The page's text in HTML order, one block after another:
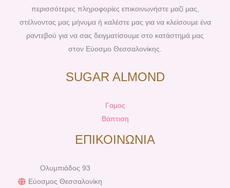
περισσότερες πληροφορίες επικοινωνήστε μαζί μας,
στέλνοντας μας μήνυμα ή καλέστε μας για να κλείσουμε ένα
ραντεβού για να σας δειγματίσουμε στο κατάστημά μας
στον Εύοσμο Θεσσαλονίκης.
SUGAR ALMOND
Γαμος
Βάπτιση
ΕΠΙΚΟΙΝΩΝΙΑ
Ολυμπιάδος 93
Εύοσμος Θεσσαλονίκη